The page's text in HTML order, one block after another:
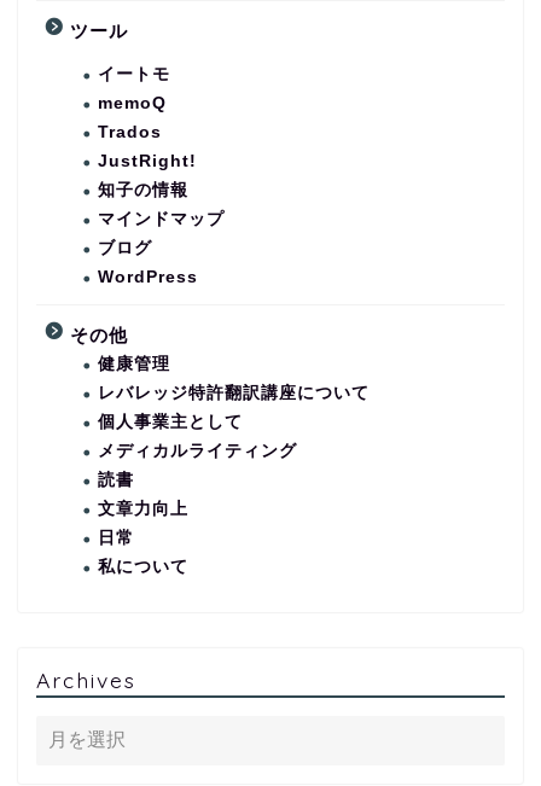
ツール
イートモ
memoQ
Trados
JustRight!
知子の情報
マインドマップ
ブログ
WordPress
その他
健康管理
レバレッジ特許翻訳講座について
個人事業主として
メディカルライティング
読書
文章力向上
日常
私について
Archives